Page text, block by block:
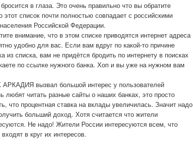
в глаза. Это очень правильно что вы обратите
список почти полностью совпадает с российскими
Российской Федерации.
внимание, что в этом списке приводятся интернет адреса
удобно для вас. Если вам вдруг по какой-то причине
из списка, вам не придётся бродить по интернету в поисках
по ссылке нужного банка. Хоп и вы уже на нужном вам
вызвал большой интерес у пользователей
любят читать разные сайты о наших банках, это просто
что процентная ставка на вклады увеличилась. Значит надо
больший доход. Хотя считается что жители
Не надо! Жители России интересуются всем, что
в круг их интересов.